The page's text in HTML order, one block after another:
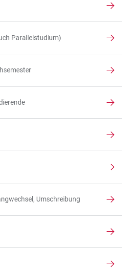
Parallelstudium)
Umschreibung